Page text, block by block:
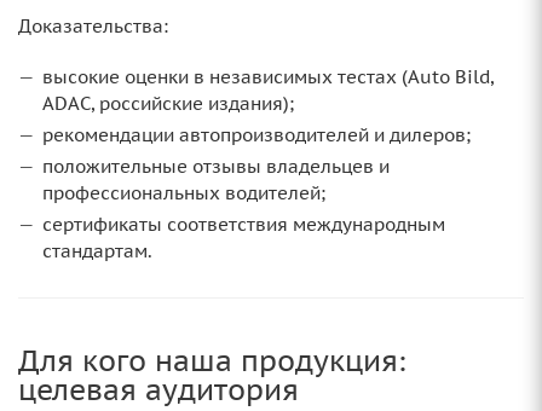
Доказательства:
высокие оценки в независимых тестах (Auto Bild,
ADAC, российские издания);
рекомендации автопроизводителей и дилеров;
положительные отзывы владельцев и
профессиональных водителей;
сертификаты соответствия международным
стандартам.
Для кого наша продукция:
целевая аудитория